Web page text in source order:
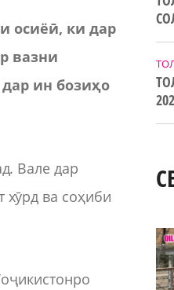
осиёӣ, ки дар
вазни
дар ин бозиҳо
Вале дар
ва соҳиби